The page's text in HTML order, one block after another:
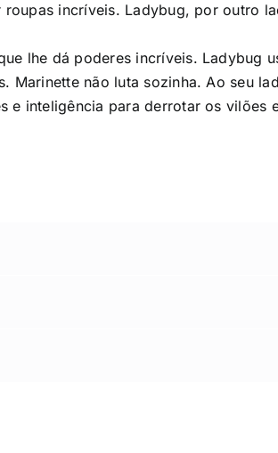
incríveis. Ladybug, por outro
lhe dá poderes incríveis. Ladybug
não luta sozinha. Ao seu
e inteligência para derrotar os vilões